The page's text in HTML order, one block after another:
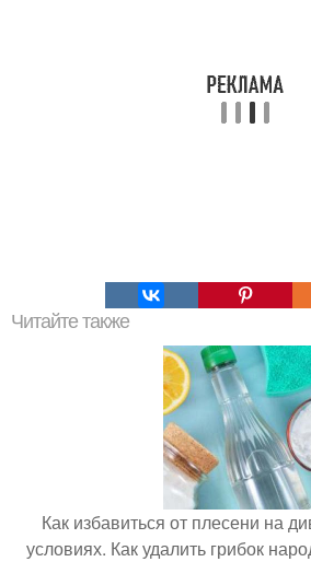
Читайте также
Как избавиться от плесени на
условиях. Как удалить грибок